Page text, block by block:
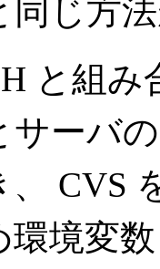
同じ方
と組
サーバ
、 CVS
環境変